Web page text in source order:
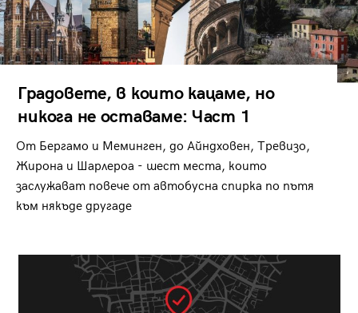
Градовете, в които кацаме, но
никога не оставаме: Част 1
От Бергамо и Меминген, до Айндховен, Тревизо,
Жирона и Шарлероа - шест места, които
заслужават повече от автобусна спирка по пътя
към някъде другаде